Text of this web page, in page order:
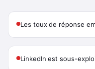
Les taux de réponse
LinkedIn est sous-